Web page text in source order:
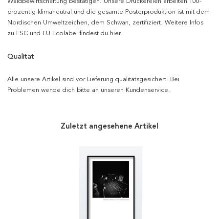
prozentig klimaneutral und die gesamte Posterproduktion ist mit dem
Nordischen Umweltzeichen, dem Schwan, zertifiziert. Weitere Infos
zu FSC und EU Ecolabel findest du hier.
Qualität
Alle unsere Artikel sind vor Lieferung qualitätsgesichert. Bei
Problemen wende dich bitte an unseren Kundenservice.
Zuletzt angesehene Artikel